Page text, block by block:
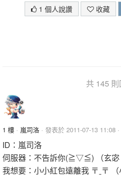
1 個人說讚 收藏
共 145
1 樓 · 嵐司洛 · 發表於 2011-07-13 11:08 ·
ID：嵐司洛
伺服器：不告訴你(≧▽≦) （玄宓
我想要：小小紅包遠離我 〒ˍ〒